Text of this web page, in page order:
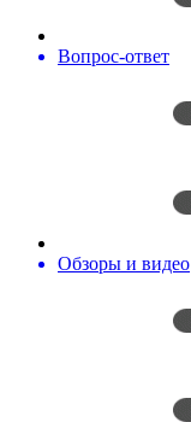
Вопрос-ответ
Обзоры и видео